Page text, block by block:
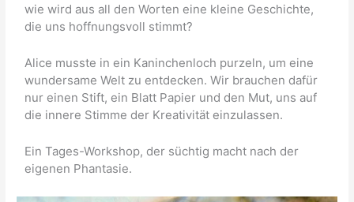
wie wird aus all den Worten eine kleine Geschichte,
die uns hoffnungsvoll stimmt?
Alice musste in ein Kaninchenloch purzeln, um eine
wundersame Welt zu entdecken. Wir brauchen dafür
nur einen Stift, ein Blatt Papier und den Mut, uns auf
die innere Stimme der Kreativität einzulassen.
Ein Tages-Workshop, der süchtig macht nach der
eigenen Phantasie.